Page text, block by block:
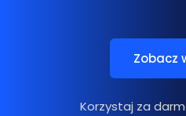
Zobacz
Korzystaj za